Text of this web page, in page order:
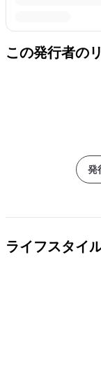
この発行者の
発
ライフスタイ